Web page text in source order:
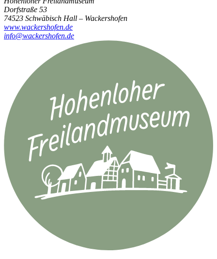
Dorfstraße 53
74523 Schwäbisch Hall – Wackershofen
www.wackershofen.de
info@wackershofen.de